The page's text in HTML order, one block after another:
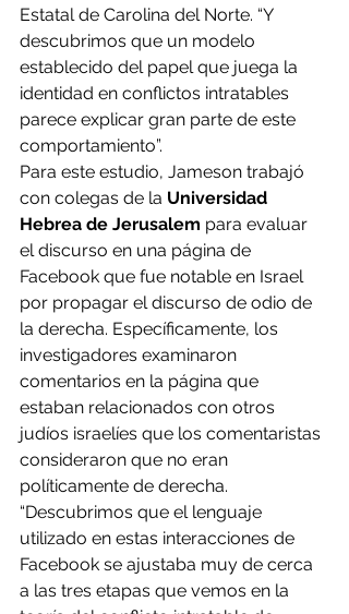
Estatal de Carolina del Norte. “Y
descubrimos que un modelo
establecido del papel que juega la
identidad en conflictos intratables
parece explicar gran parte de este
comportamiento”.
Para este estudio, Jameson trabajó
con colegas de la Universidad
Hebrea de Jerusalem para evaluar
el discurso en una página de
Facebook que fue notable en Israel
por propagar el discurso de odio de
la derecha. Específicamente, los
investigadores examinaron
comentarios en la página que
estaban relacionados con otros
judíos israelíes que los comentaristas
consideraron que no eran
políticamente de derecha.
“Descubrimos que el lenguaje
utilizado en estas interacciones de
Facebook se ajustaba muy de cerca
a las tres etapas que vemos en la